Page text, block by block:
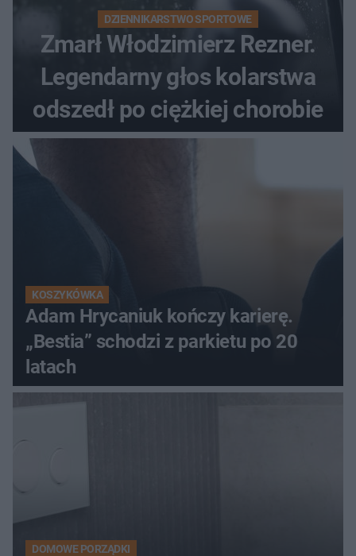
DZIENNIKARSTWO SPORTOWE
Zmarł Włodzimierz Rezner.
Legendarny głos kolarstwa
odszedł po ciężkiej chorobie
KOSZYKÓWKA
Adam Hrycaniuk kończy karierę.
„Bestia” schodzi z parkietu po 20
latach
DOMOWE PORZĄDKI